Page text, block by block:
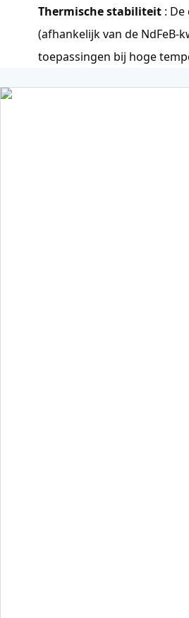
Thermische stabiliteit :
(afhankelijk van de
toepassingen bij hoge